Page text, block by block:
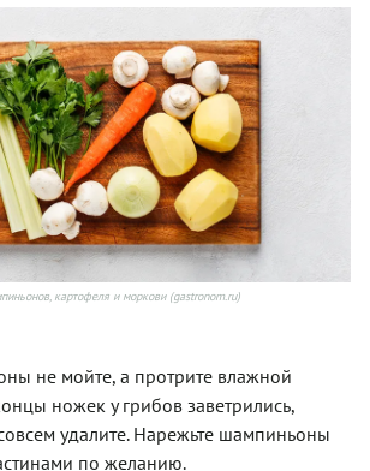
картофеля и моркови (gastronom.ru)
не мойте, а протрите влажной
ножек у грибов заветрились,
удалите. Нарежьте шампиньоны
по желанию.